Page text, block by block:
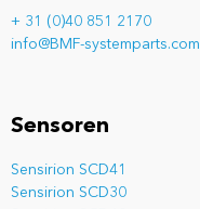
+ 31 (0)40 851 2170
info@BMF-systemparts.com
Sensoren
Sensirion SCD41
Sensirion SCD30